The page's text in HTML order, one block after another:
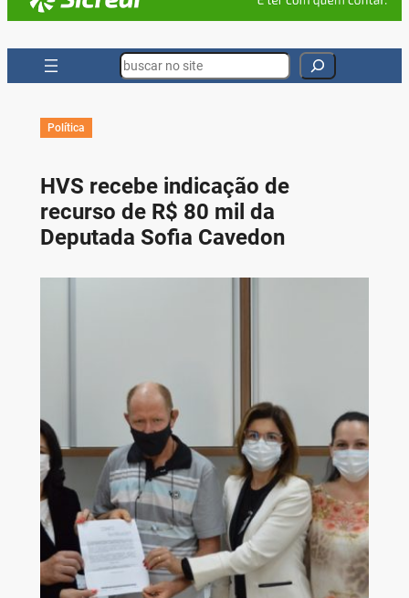
Search
Política
HVS recebe indicação de
recurso de R$ 80 mil da
Deputada Sofia Cavedon